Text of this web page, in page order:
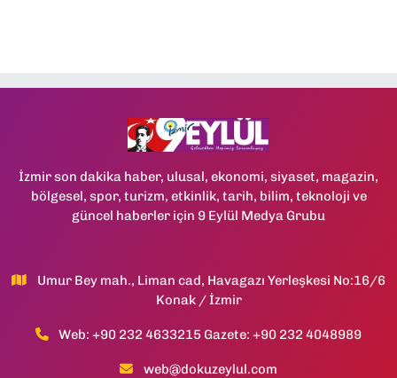
İzmir son dakika haber, ulusal, ekonomi, siyaset, magazin,
bölgesel, spor, turizm, etkinlik, tarih, bilim, teknoloji ve
güncel haberler için 9 Eylül Medya Grubu
Umur Bey mah., Liman cad, Havagazı Yerleşkesi No:16/6
Konak / İzmir
Web: +90 232 4633215 Gazete: +90 232 4048989
web@dokuzeylul.com